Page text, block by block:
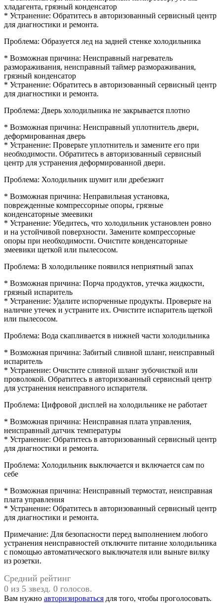
хладагента, грязный конденсатор
* Устранение: Обратитесь в авторизованный сервисный центр
для диагностики и ремонта.
Проблема: Образуется лед на задней стенке холодильника
* Возможная причина: Неисправный нагреватель
размораживания, неисправный таймер размораживания,
грязный конденсатор
* Устранение: Обратитесь в авторизованный сервисный центр
для диагностики и ремонта.
Проблема: Дверь холодильника не закрывается плотно
* Возможная причина: Неисправный уплотнитель двери,
деформированная дверь
* Устранение: Проверьте уплотнитель и замените его при
необходимости. Обратитесь в авторизованный сервисный
центр для устранения деформированной двери.
Проблема: Холодильник шумит или дребезжит
* Возможная причина: Неправильная установка,
поврежденные компрессорные опоры, грязные
конденсаторные змеевики
* Устранение: Убедитесь, что холодильник установлен ровно
и на устойчивой поверхности. Замените компрессорные
опоры при необходимости. Очистите конденсаторные
змеевики щеткой или пылесосом.
Проблема: В холодильнике появился неприятный запах
* Возможная причина: Порча продуктов, утечка жидкости,
грязный испаритель
* Устранение: Удалите испорченные продукты. Проверьте на
наличие утечек и устраните их. Очистите испаритель щеткой
или пылесосом.
Проблема: Вода скапливается в нижней части холодильника
* Возможная причина: Забитый сливной шланг, неисправный
испаритель
* Устранение: Очистите сливной шланг зубочисткой или
проволокой. Обратитесь в авторизованный сервисный центр
для устранения неисправного испарителя.
Проблема: Цифровой дисплей на холодильнике не работает
* Возможная причина: Неисправная плата управления,
неисправный датчик температуры
* Устранение: Обратитесь в авторизованный сервисный центр
для диагностики и ремонта.
Проблема: Холодильник выключается и включается сам по
себе
* Возможная причина: Неисправный термостат, неисправная
плата управления
* Устранение: Обратитесь в авторизованный сервисный центр
для диагностики и ремонта.
Примечание: Для безопасности перед выполнением любого
устранения неисправностей отключите питание холодильника
с помощью автоматического выключателя или выньте вилку
из розетки.
Средний рейтинг
0 из 5 звезд. 0 голосов.
Вам нужно авторизироваться для того, чтобы проголосовать.